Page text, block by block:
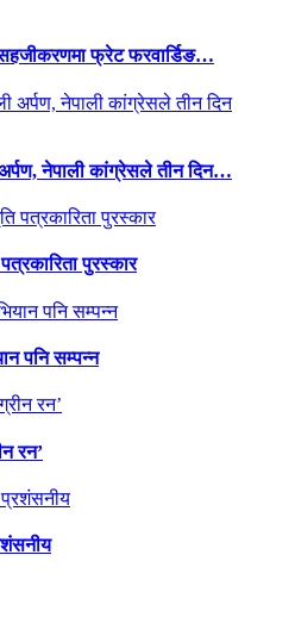
सहजीकरणमा फ्रेट फरवार्डिङ…
अर्पण, नेपाली कांग्रेसले तीन दिन…
पुरस्कार
पनि सम्पन्न
रन’